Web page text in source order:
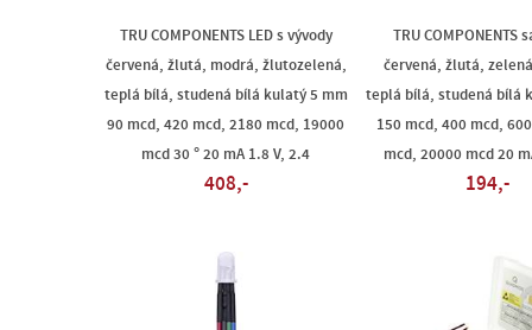
TRU COMPONENTS LED s vývody
červená, žlutá, modrá, žlutozelená,
teplá bílá, studená bílá kulatý 5 mm
90 mcd, 420 mcd, 2180 mcd, 19000
mcd 30 ° 20 mA 1.8 V, 2.4
408,-
TRU COMPONENTS
červená, žlutá,
teplá bílá, studená bílá
150 mcd, 400 mcd,
mcd, 20000 mcd 20
194,-